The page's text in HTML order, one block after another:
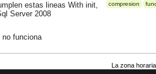
compresion
estas lineas With init,
Server 2008
funciona
La zona